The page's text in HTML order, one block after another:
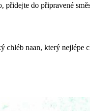
přidejte do připravené
naan, který nejlépe